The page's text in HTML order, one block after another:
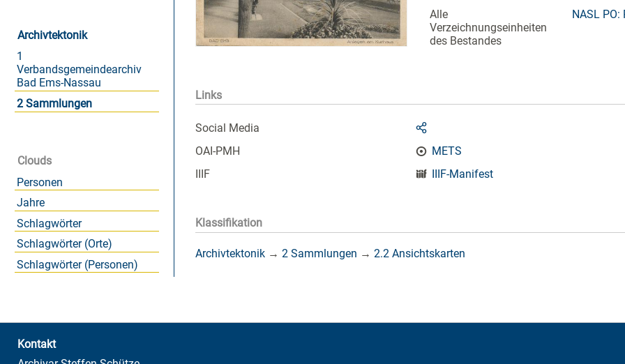
Archivtektonik
1
Verbandsgemeindearchiv
Bad Ems-Nassau
2 Sammlungen
Clouds
Personen
Jahre
Schlagwörter
Schlagwörter (Orte)
Schlagwörter (Personen)
Alle
Verzeichnungseinheiten
des Bestandes
NASL
Links
Social Media
OAI-PMH
METS
IIIF
IIIF-Manifest
Klassifikation
Archivtektonik → 2 Sammlungen → 2.2 Ansichtskarten
Kontakt